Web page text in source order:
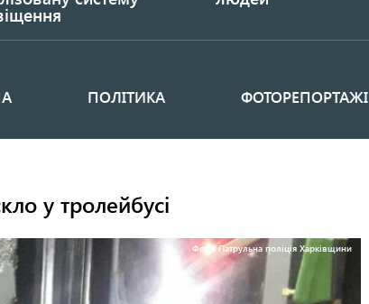
ПОЛІТИКА ФОТОРЕПОРТАЖІ
у тролейбусі
Фото: Патрульна поліція Харківщини